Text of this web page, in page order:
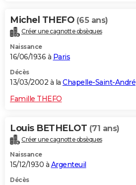
Michel THEFO (65 ans)
Créer une cagnotte obsèques
Naissance
16/06/1936 à Paris
Décès
13/03/2002 à la Chapelle-Saint-André
Famille THEFO
Louis BETHELOT (71 ans)
Créer une cagnotte obsèques
Naissance
15/12/1930 à Argenteuil
Décès